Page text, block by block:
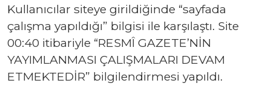
Kullanıcılar siteye girildiğinde “sayfada
çalışma yapıldığı” bilgisi ile karşılaştı. Site
00:40 itibariyle “RESMÎ GAZETE’NİN
YAYIMLANMASI ÇALIŞMALARI DEVAM
ETMEKTEDİR” bilgilendirmesi yapıldı.